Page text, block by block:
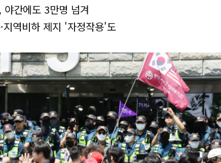
간에도 3만명 넘겨
역비하 제지 '자정작용'도